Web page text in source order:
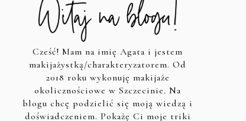
Cześć! Mam na imię Agata i jestem
makijażystką/charakteryzatorem. Od
2018 roku wykonuję makijaże
okolicznościowe w Szczecinie. Na
blogu chcę podzielić się moją wiedzą i
doświadczeniem. Pokażę Ci moje triki